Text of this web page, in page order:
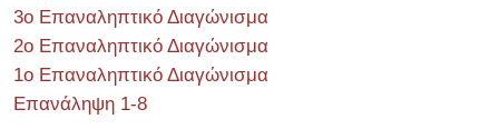
3ο Επαναληπτικό Διαγώνισμα
2ο Επαναληπτικό Διαγώνισμα
1ο Επαναληπτικό Διαγώνισμα
Επανάληψη 1-8